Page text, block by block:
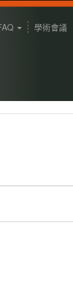
學術會議